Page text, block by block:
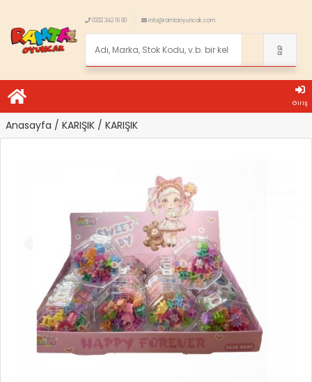
0332 342 16 90 info@ramtaoyuncak.com
Giriş
Anasayfa / KARIŞIK / KARIŞIK